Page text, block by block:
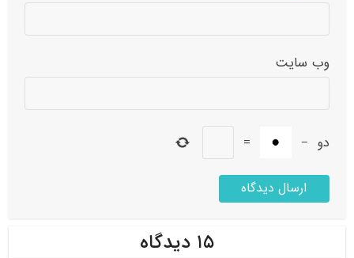
وب‌ سایت
دو −
=
۱۵ دیدگاه